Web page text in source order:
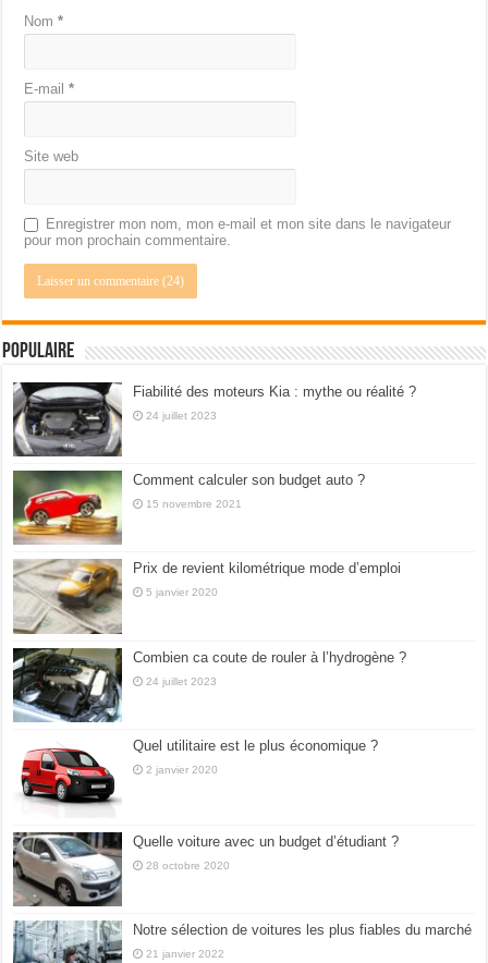
Nom*
E-mail*
Site web
Enregistrer mon nom, mon e-mail et mon site dans le navigateur
pour mon prochain commentaire.
Populaire
Fiabilité des moteurs Kia : mythe ou réalité ?
24 juillet 2023
Comment calculer son budget auto ?
15 novembre 2021
Prix de revient kilométrique mode d’emploi
5 janvier 2020
Combien ca coute de rouler à l’hydrogène ?
24 juillet 2023
Quel utilitaire est le plus économique ?
2 janvier 2020
Quelle voiture avec un budget d’étudiant ?
28 octobre 2020
Notre sélection de voitures les plus fiables du marché
21 janvier 2022